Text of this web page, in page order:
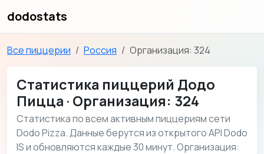
dodostats
Все пиццерии Россия Организация: 324
Статистика пиццерий Додо
Пицца · Организация: 324
Статистика по всем активным пиццериям сети
Dodo Pizza. Данные берутся из открытого API Dodo
IS и обновляются каждые 30 минут. Организация: